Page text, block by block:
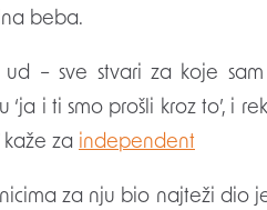
beba.
– sve stvari za koje
i ti smo prošli kroz to’, i
kaže za independent
za nju bio najteži dio